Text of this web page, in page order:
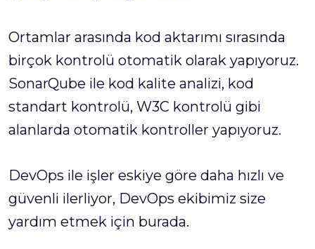
Ortamlar arasında kod aktarımı sırasında
birçok kontrolü otomatik olarak yapıyoruz.
SonarQube ile kod kalite analizi, kod
standart kontrolü, W3C kontrolü gibi
alanlarda otomatik kontroller yapıyoruz.
DevOps ile işler eskiye göre daha hızlı ve
güvenli ilerliyor, DevOps ekibimiz size
yardım etmek için burada.